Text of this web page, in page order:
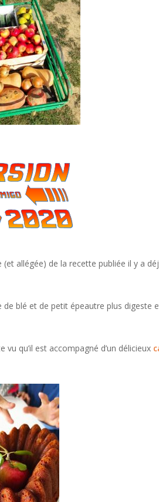
allégée) de la recette publiée il y a
blé et de petit épeautre plus
qu’il est accompagné d’un délicieux